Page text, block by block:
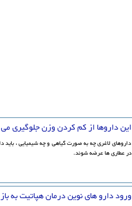
این داروها از کم کردن وزن جلوگیری
داروهای لاغری چه به صورت گیاهی و چه شیمیایی ، باید
در عطاری ها عرضه شوند.
ورود دارو های نوین درمان هپاتیت به